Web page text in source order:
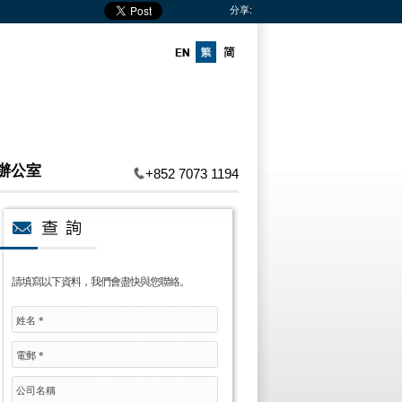
分享:
公室 +852 7073 1194
請填寫以下資料，我們會盡快與您聯絡。